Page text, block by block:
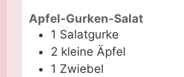
Apfel-Gurken-Salat
1 Salatgurke
2 kleine Äpfel
1 Zwiebel